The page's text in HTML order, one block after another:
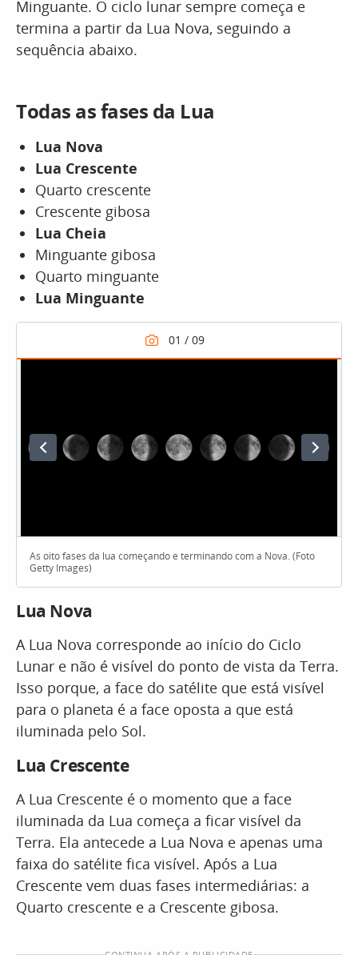
Minguante. O ciclo lunar sempre começa e
termina a partir da Lua Nova, seguindo a
sequência abaixo.
Todas as fases da Lua
Lua Nova
Lua Crescente
Quarto crescente
Crescente gibosa
Lua Cheia
Minguante gibosa
Quarto minguante
Lua Minguante
As oito fases da lua começando e terminando com a Nova. (Foto
Getty Images)
Lua Nova
A Lua Nova corresponde ao início do Ciclo
Lunar e não é visível do ponto de vista da Terra.
Isso porque, a face do satélite que está visível
para o planeta é a face oposta a que está
iluminada pelo Sol.
Lua Crescente
A Lua Crescente é o momento que a face
iluminada da Lua começa a ficar visível da
Terra. Ela antecede a Lua Nova e apenas uma
faixa do satélite fica visível. Após a Lua
Crescente vem duas fases intermediárias: a
Quarto crescente e a Crescente gibosa.